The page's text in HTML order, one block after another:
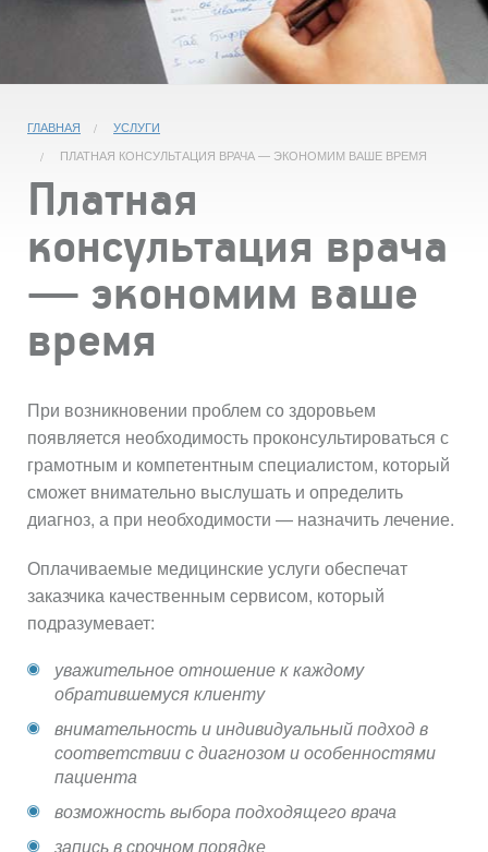
ГЛАВНАЯ
УСЛУГИ
ПЛАТНАЯ КОНСУЛЬТАЦИЯ ВРАЧА — ЭКОНОМИМ ВАШЕ ВРЕМЯ
Платная
консультация врача
— экономим ваше
время
При возникновении проблем со здоровьем
появляется необходимость проконсультироваться с
грамотным и компетентным специалистом, который
сможет внимательно выслушать и определить
диагноз, а при необходимости — назначить лечение.
Оплачиваемые медицинские услуги обеспечат
заказчика качественным сервисом, который
подразумевает:
уважительное отношение к каждому
обратившемуся клиенту
внимательность и индивидуальный подход в
соответствии с диагнозом и особенностями
пациента
возможность выбора подходящего врача
запись в срочном порядке